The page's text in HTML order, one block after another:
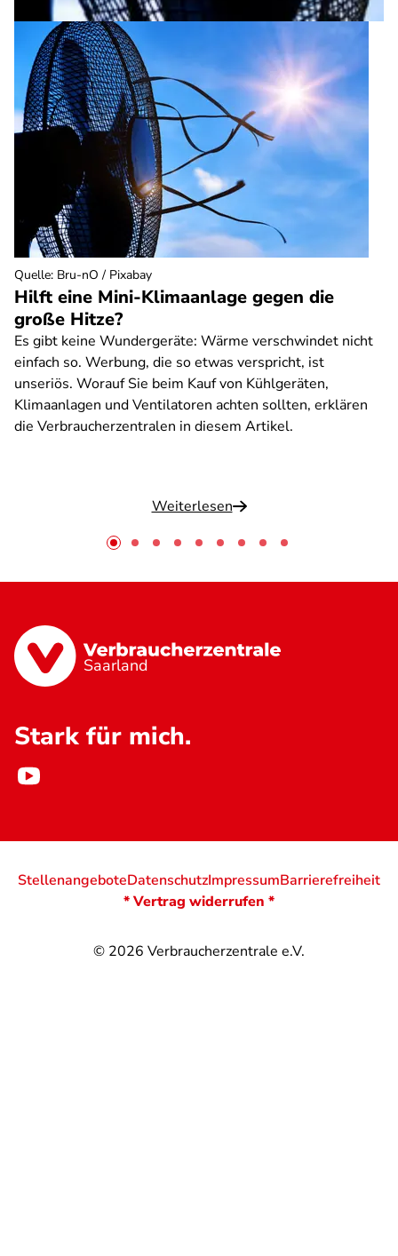
Hilft eine Mini-Klimaanlage gegen die
große Hitze?
Es gibt keine Wundergeräte: Wärme verschwindet nicht
einfach so. Werbung, die so etwas verspricht, ist
unseriös. Worauf Sie beim Kauf von Kühlgeräten,
Klimaanlagen und Ventilatoren achten sollten, erklären
die Verbraucherzentralen in diesem Artikel.
Weiterlesen
Quelle: Bru-nO / Pixabay
Saarland
Stark für mich.
© 2026 Verbraucherzentrale e.V.
StellenangeboteDatenschutzImpressumBarrierefreiheit
* Vertrag widerrufen *